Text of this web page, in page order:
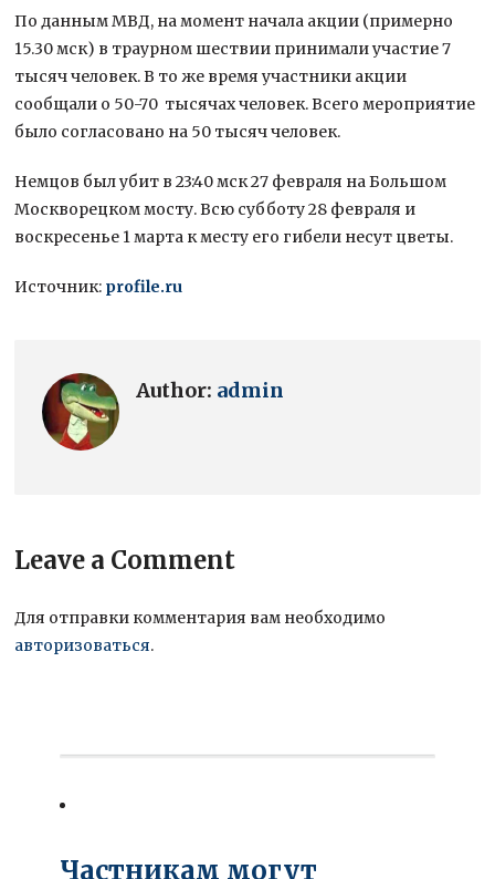
По данным МВД, на момент начала акции (примерно
15.30 мск) в траурном шествии принимали участие 7
тысяч человек. В то же время участники акции
сообщали о 50-70 тысячах человек. Всего мероприятие
было согласовано на 50 тысяч человек.
Немцов был убит в 23:40 мск 27 февраля на Большом
Москворецком мосту. Всю субботу 28 февраля и
воскресенье 1 марта к месту его гибели несут цветы.
Источник: profile.ru
Author: admin
Leave a Comment
Для отправки комментария вам необходимо
авторизоваться.
Частникам могут